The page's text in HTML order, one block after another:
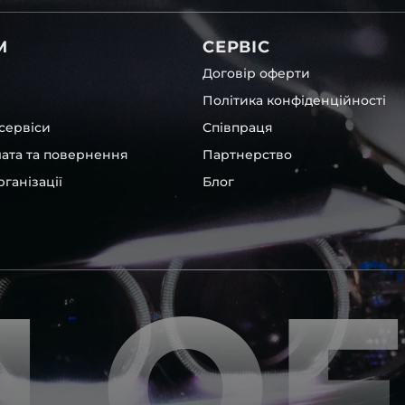
та унікальні.
офісі та оптовому
– на всіх
– для швидкої
будь-які
і пару чи комплект.
перевіряють та
та повернення
СЕРВІС
Договір оферти
Політика конфіденційності
Співпраця
Партнерство
Блог